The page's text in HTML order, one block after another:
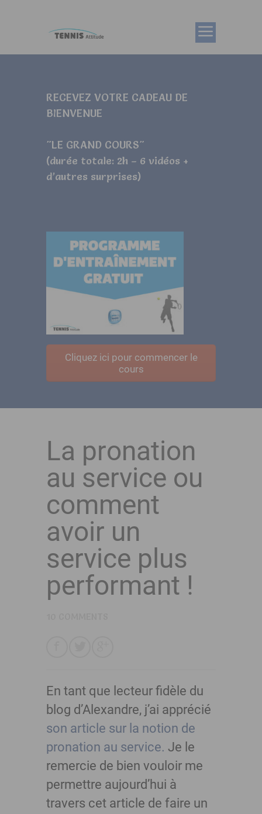
RECEVEZ VOTRE CADEAU DE
BIENVENUE
"LE GRAND COURS"
(durée totale: 2h – 6 vidéos +
d’autres surprises)
Cliquez ici pour commencer le
cours
La pronation
au service ou
comment
avoir un
service plus
performant !
En tant que lecteur fidèle du
blog d’Alexandre, j’ai apprécié
son article sur la notion de
pronation au service. Je le
remercie de bien vouloir me
permettre aujourd’hui à
travers cet article de faire un